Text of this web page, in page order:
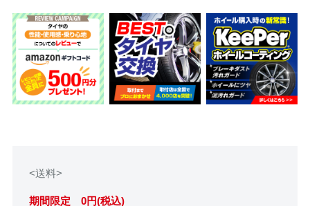
<送料>
期間限定 0円(税込)